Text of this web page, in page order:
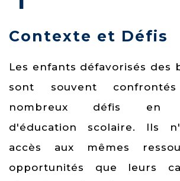
Contexte et Défis
Les enfants défavorisés des
sont souvent
nombreux défis en
d'éducation scolaire. Ils
accès aux mêmes
opportunités que leurs